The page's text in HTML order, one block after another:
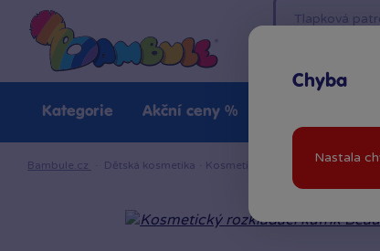
Kategorie Akční ceny %
Bambule.cz · Dětská kosmetika · Kosmetický rozkládací kufřík
Chyba
Nastala